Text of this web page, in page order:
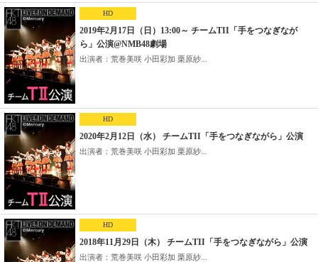
HD
2019年2月17日（日）13:00～ チームTII「手をつなぎなが
ら」公演@NMB48劇場
出演者：荒巻美咲 小田彩加 栗原紗...
HD
2020年2月12日（水） チームTII「手をつなぎながら」公演
出演者：荒巻美咲 小田彩加 栗原紗...
HD
2018年11月29日（木） チームTII「手をつなぎながら」公演
出演者：荒巻美咲 小田彩加 栗原紗...